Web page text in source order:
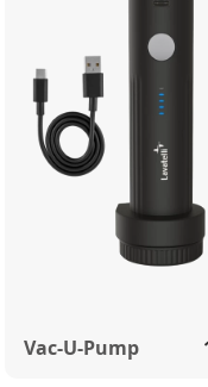
Vac-U-Pump